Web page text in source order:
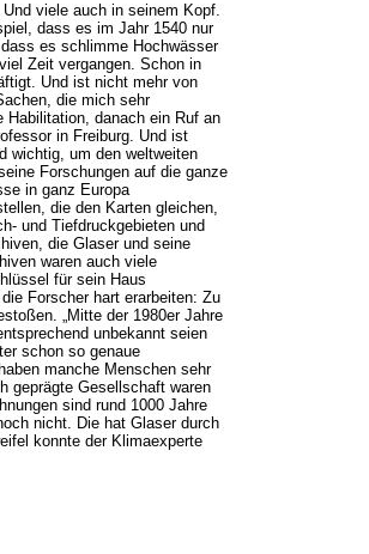
viele auch in seinem Kopf.
dass es im Jahr 1540 nur
es schlimme Hochwässer
Zeit vergangen. Schon in
Und ist nicht mehr von
die mich sehr
Habilitation, danach ein Ruf an
in Freiburg. Und ist
wichtig, um den weltweiten
Forschungen auf die ganze
in ganz Europa
die den Karten gleichen,
und Tiefdruckgebieten und
die Glaser und seine
waren auch viele
für sein Haus
Forscher hart erarbeiten: Zu
„Mitte der 1980er Jahre
unbekannt seien
schon so genaue
manche Menschen sehr
geprägte Gesellschaft waren
sind rund 1000 Jahre
nicht. Die hat Glaser durch
konnte der Klimaexperte